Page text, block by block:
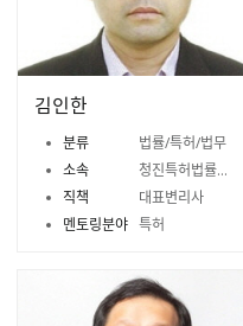
김인한
분류
법률/특허/법무
소속
청진특허법률사무소
직책
대표변리사
멘토링분야 특허